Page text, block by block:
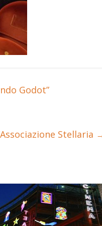
Godot”
Stellaria